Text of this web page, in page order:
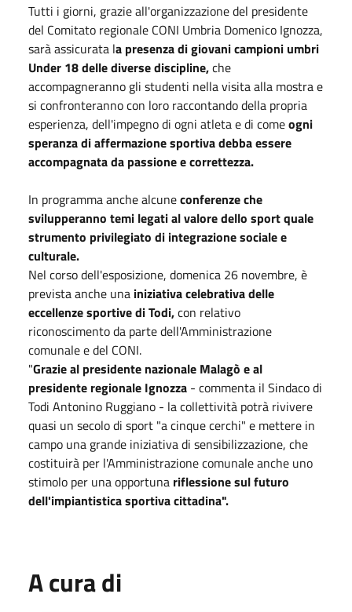
Tutti i giorni, grazie all'organizzazione del presidente
del Comitato regionale CONI Umbria Domenico Ignozza,
sarà assicurata la presenza di giovani campioni umbri
Under 18 delle diverse discipline,che
accompagneranno gli studenti nella visita alla mostra e
si confronteranno con loro raccontando della propria
esperienza, dell'impegno di ogni atleta e di comeogni
speranza di affermazione sportiva debba essere
accompagnata da passione e correttezza.
In programma anche alcuneconferenze che
svilupperanno temi legati al valore dello sport quale
strumento privilegiato di integrazione sociale e
culturale.
Nel corso dell'esposizione, domenica 26 novembre, è
prevista anche una iniziativa celebrativa delle
eccellenze sportive di Todi,con relativo
riconoscimento da parte dell'Amministrazione
comunale e del CONI.
"Grazie al presidente nazionale Malagò e al
presidente regionale Ignozza - commenta il Sindaco di
Todi Antonino Ruggiano - la collettività potrà rivivere
quasi un secolo di sport "a cinque cerchi" e mettere in
campo una grande iniziativa di sensibilizzazione, che
costituirà per l'Amministrazione comunale anche uno
stimolo per una opportuna riflessione sul futuro
dell'impiantistica sportiva cittadina".
A cura di